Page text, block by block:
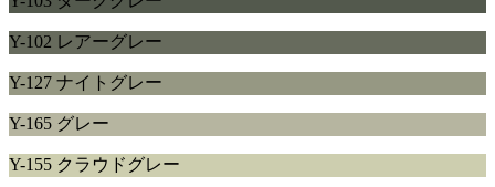
Y-102 レアーグレー
Y-127 ナイトグレー
Y-165 グレー
Y-155 クラウドグレー